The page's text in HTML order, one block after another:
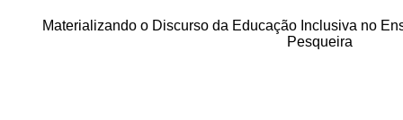
Materializando o Discurso da Educação Inclusiva no
Pesqueira